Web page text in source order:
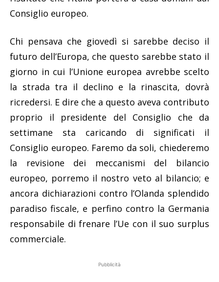
Consiglio europeo.
Chi pensava che giovedì si sarebbe deciso il
futuro dell’Europa, che questo sarebbe stato il
giorno in cui l’Unione europea avrebbe scelto
la strada tra il declino e la rinascita, dovrà
ricredersi. E dire che a questo aveva contributo
proprio il presidente del Consiglio che da
settimane sta caricando di significati il
Consiglio europeo. Faremo da soli, chiederemo
la revisione dei meccanismi del bilancio
europeo, porremo il nostro veto al bilancio; e
ancora dichiarazioni contro l’Olanda splendido
paradiso fiscale, e perfino contro la Germania
responsabile di frenare l’Ue con il suo surplus
commerciale.
Pubblicità